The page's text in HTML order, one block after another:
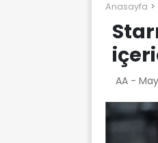
Anasayfa
AA -